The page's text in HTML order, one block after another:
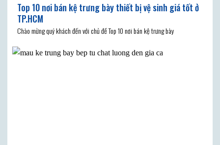
Top 10 nơi bán kệ trưng bày thiết bị vệ sinh giá tốt ở
TP.HCM
Chào mừng quý khách đến với chủ đề Top 10 nơi bán kệ trưng bày